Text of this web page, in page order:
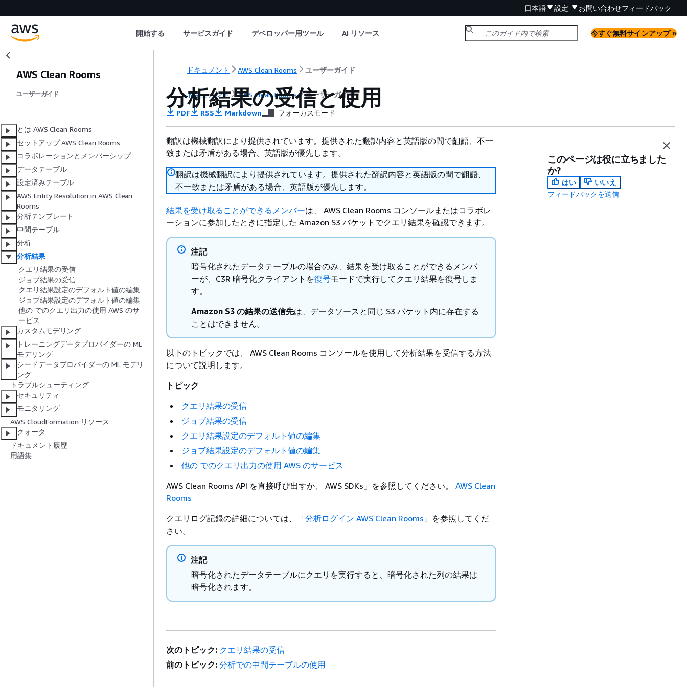
日本語 設定 お問い合わせフィードバック
開始する サービスガイド デベロッパー用ツール AI リソース 今すぐ無料サインアップ »
AWS Clean Rooms
ユーザーガイド
とは AWS Clean Rooms
セットアップ AWS Clean Rooms
コラボレーションとメンバーシップ
データテーブル
設定済みテーブル
AWS Entity Resolution in AWS Clean
Rooms
分析テンプレート
中間テーブル
分析
分析結果
クエリ結果の受信
ジョブ結果の受信
クエリ結果設定のデフォルト値の編集
ジョブ結果設定のデフォルト値の編集
他の でのクエリ出力の使用 AWS のサ
ービス
カスタムモデリング
トレーニングデータプロバイダーの ML
モデリング
シードデータプロバイダーの ML モデリ
ング
トラブルシューティング
セキュリティ
モニタリング
AWS CloudFormation リソース
クォータ
ドキュメント履歴
用語集
ドキュメント AWS Clean Rooms ユーザーガイド
ドキュメント AWS Clean Rooms ユーザーガイド
分析結果の受信と使用
PDF RSS Markdown フォーカスモード
翻訳は機械翻訳により提供されています。提供された翻訳内容と英語版の間で齟齬、不一
致または矛盾がある場合、英語版が優先します。
翻訳は機械翻訳により提供されています。提供された翻訳内容と英語版の間で齟齬、
不一致または矛盾がある場合、英語版が優先します。
結果を受け取ることができるメンバーは、 AWS Clean Rooms コンソールまたはコラボレ
ーションに参加したときに指定した Amazon S3 バケットでクエリ結果を確認できます。
注記
暗号化されたデータテーブルの場合のみ、結果を受け取ることができるメンバ
ーが、C3R 暗号化クライアントを復号モードで実行してクエリ結果を復号しま
す。
Amazon S3 の結果の送信先は、データソースと同じ S3 バケット内に存在する
ことはできません。
以下のトピックでは、 AWS Clean Rooms コンソールを使用して分析結果を受信する方法
について説明します。
トピック
クエリ結果の受信
ジョブ結果の受信
クエリ結果設定のデフォルト値の編集
ジョブ結果設定のデフォルト値の編集
他の でのクエリ出力の使用 AWS のサービス
AWS Clean Rooms API を直接呼び出すか、 AWS SDKs」を参照してください。 AWS Clean
Rooms
クエリログ記録の詳細については、「分析ログイン AWS Clean Rooms 」を参照してくだ
さい。
注記
暗号化されたデータテーブルにクエリを実行すると、暗号化された列の結果は
暗号化されます。
このページは役に立ちました
か?
はい
いいえ
フィードバックを送信
次のトピック: クエリ結果の受信
前のトピック: 分析での中間テーブルの使用